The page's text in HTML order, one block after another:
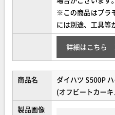
※この商品はプラ
には別途、工具等
詳細はこちら
商品名
ダイハツ S500P
(オフビートカー
製品画像